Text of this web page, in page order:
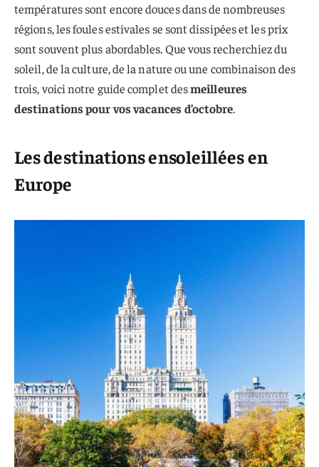
températures sont encore douces dans de nombreuses
régions, les foules estivales se sont dissipées et les prix
sont souvent plus abordables. Que vous recherchiez du
soleil, de la culture, de la nature ou une combinaison des
trois, voici notre guide complet desmeilleures
destinations pour vos vacances d’octobre.
Les destinations ensoleillées en
Europe